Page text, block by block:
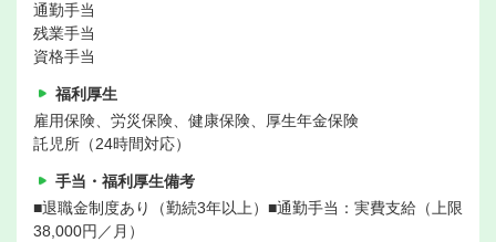
通勤手当
残業手当
資格手当
福利厚生
雇用保険、労災保険、健康保険、厚生年金保険
託児所（24時間対応）
手当・福利厚生備考
■退職金制度あり（勤続3年以上）■通勤手当：実費支給（上限
38,000円／月）